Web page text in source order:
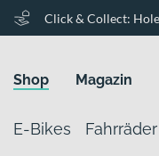
Click & Collect:
Shop Magazin
E-Bikes Fahrräder